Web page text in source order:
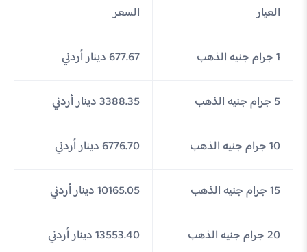
العيار السعر
1 جرام جنيه الذهب 677.67 دينار أردني
5 جرام جنيه الذهب 3388.35 دينار أردني
10 جرام جنيه الذهب 6776.70 دينار أردني
15 جرام جنيه الذهب 10165.05 دينار أردني
20 جرام جنيه الذهب 13553.40 دينار أردني